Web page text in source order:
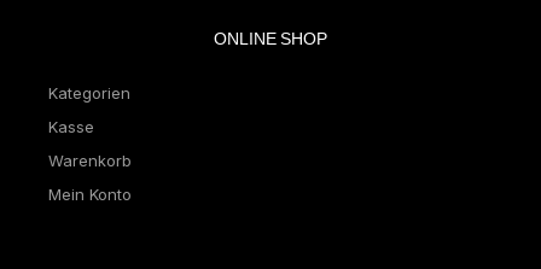
ONLINE SHOP
Kategorien
Kasse
Warenkorb
Mein Konto